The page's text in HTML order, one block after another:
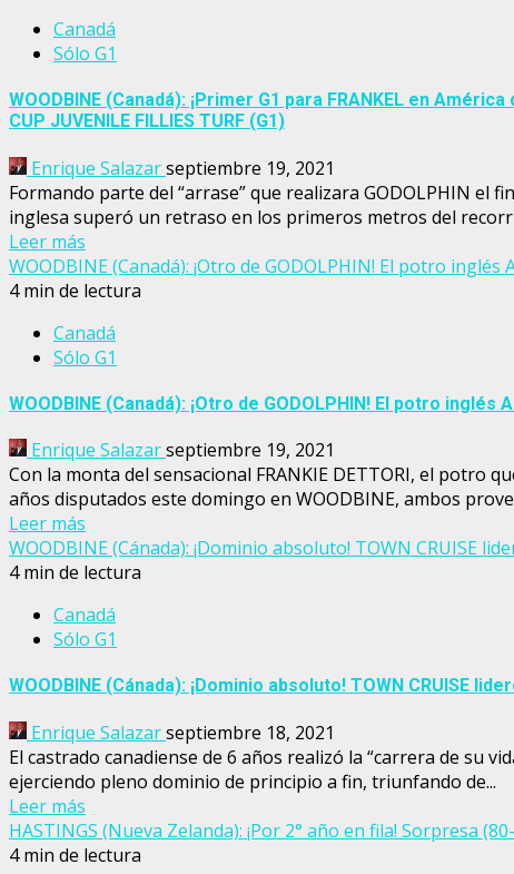
Canadá
Sólo G1
WOODBINE (Canadá): ¡Primer G1 para FRANKEL en
CUP JUVENILE FILLIES TURF (G1)
Enrique Salazarseptiembre 19, 2021
Formando parte del “arrase” que realizara GODOLPHIN el
inglesa superó un retraso en los primeros metros del
Leer más
WOODBINE (Canadá): ¡Otro de GODOLPHIN! El potro inglés
4 min de lectura
Canadá
Sólo G1
WOODBINE (Canadá): ¡Otro de GODOLPHIN! El potro inglés
Enrique Salazarseptiembre 19, 2021
Con la monta del sensacional FRANKIE DETTORI, el potro
años disputados este domingo en WOODBINE, ambos
Leer más
WOODBINE (Cánada): ¡Dominio absoluto! TOWN CRUISE
4 min de lectura
Canadá
Sólo G1
WOODBINE (Cánada): ¡Dominio absoluto! TOWN CRUISE
Enrique Salazarseptiembre 18, 2021
El castrado canadiense de 6 años realizó la “carrera de su
ejerciendo pleno dominio de principio a fin, triunfando de...
Leer más
HASTINGS (Nueva Zelanda): ¡Por 2° año en fila! Sorpresa
4 min de lectura